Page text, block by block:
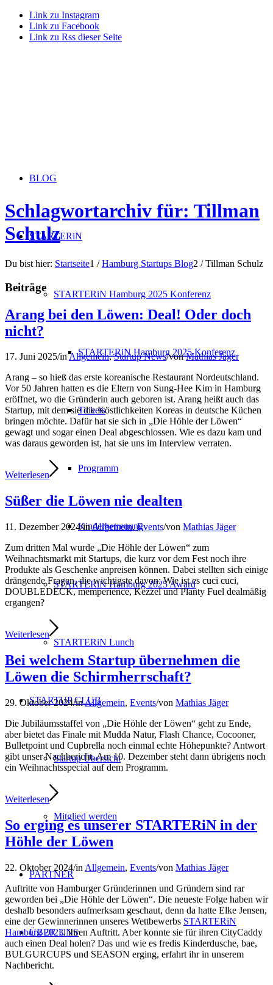
Link zu Instagram
Link zu Facebook
Link zu Rss dieser Seite
BLOG
STARTERiN
STARTERiN Hamburg 2025 Konferenz
STARTERiN Hamburg 2025 Konferenz
Tickets
Programm
Kinderbetreuung
STARTERiN Hamburg 2025 Award
STARTERiN Lunch
STARTUP CLUB
Startup Übersicht
Mitglied werden
PARTNER
ÜBER UNS
Schlagwortarchiv für: Tillman
Schulz
Du bist hier: Startseite1 / Hamburg Startups Blog2 / Tillman Schulz
Beiträge
Arang bei den Löwen: Deal! Oder doch
nicht?
17. Juni 2025/inAllgemein,Startup News/vonMathias Jäger
Arang – so hieß das erste koreanische Restaurant Nordeutschland.
Vor 50 Jahren hatten es die Eltern von Sung-Hee Kim in Hamburg
eröffnet, wo die Gründerin auch geboren ist. Arang heißt auch das
Startup, mit dem sie die Köstlichkeiten Koreas in deutsche Küchen
bringen möchte. Dafür hat sie sich in „Die Höhle der Löwen“
gewagt und sogar einen Deal abgeschlossen. Wie es dazu kam und
was daraus geworden ist, hat sie uns im Interview verraten.
Weiterlesen
Süßer die Löwen nie dealten
11. Dezember 2024/inAllgemein,Events/von Mathias Jäger
Zum dritten Mal wurde „Die Höhle der Löwen“ zum
Weihnachtsmarkt mit Startups, die kurz vor dem Fest noch ihre
Produkte als Geschenke anpreisen können. Dabei stellten sich einige
drängende Fragen, die wichtigste davon: Wie ist es cuci cuci,
DOUBLEDECK, memperience, Kezzel und Planty Fuel dealmäßig
ergangen?
Weiterlesen
Bei welchem Startup übernehmen die
Löwen die Schirmherrschaft?
29. Oktober 2024/inAllgemein, Events/von Mathias Jäger
Die Jubiläumsstaffel von „Die Höhle der Löwen“ geht zu Ende,
aber bietet das Finale mit Mudda Natur, Flash Chance, Cocooner,
Bulletpoint und Cupbrella noch einmal echte Höhepunkte? Antwort
gibt unser Nachbericht. Am 10. Dezember steht dann übrigens noch
ein Weihnachtsspecial auf dem Programm.
Weiterlesen
So erging es unserer STARTERiN in der
Höhle der Löwen
22. Oktober 2024/in Allgemein, Events/von Mathias Jäger
Auftritte von Hamburger Gründerinnen und Gründern sind rar
geworden bei „Die Höhle der Löwen“. Die neueste Folge haben wir
deshalb besonders aufmerksam geschaut, denn da hatte Elke Jensen,
eine der Gewinnerinnen unseres Wettbewerbs STARTERiN
Hamburg 2023, ihren Auftritt. Aber konnte sie für ihren CityCaddy
auch einen Deal holen? Das und wie es fredis Kinderdusche, bae,
BULGURCUPS und SEASON erging, erfahrt ihr in unserem
Nachbericht.